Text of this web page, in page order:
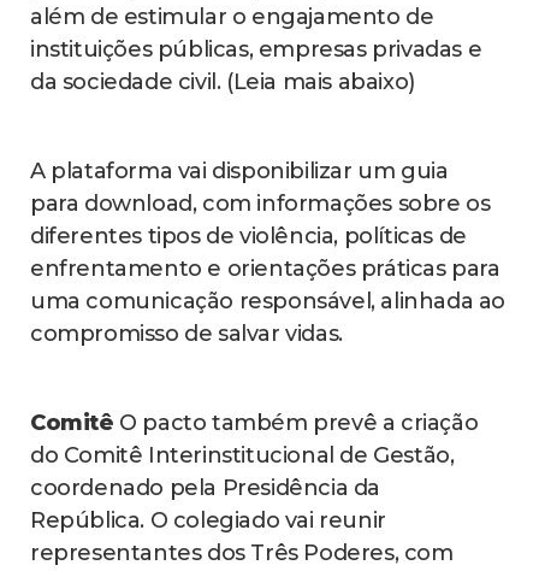
além de estimular o engajamento de
instituições públicas, empresas privadas e
da sociedade civil. (Leia mais abaixo)
A plataforma vai disponibilizar um guia
para download, com informações sobre os
diferentes tipos de violência, políticas de
enfrentamento e orientações práticas para
uma comunicação responsável, alinhada ao
compromisso de salvar vidas.
Comitê O pacto também prevê a criação
do Comitê Interinstitucional de Gestão,
coordenado pela Presidência da
República. O colegiado vai reunir
representantes dos Três Poderes, com